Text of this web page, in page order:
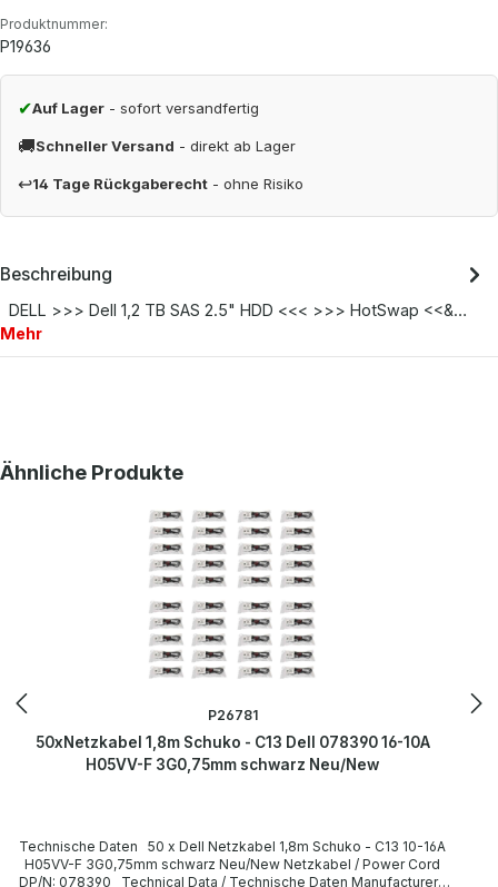
Produktnummer:
P19636
✔Auf Lager - sofort versandfertig
🚚Schneller Versand - direkt ab Lager
↩14 Tage Rückgaberecht - ohne Risiko
Beschreibung
DELL >>> Dell 1,2 TB SAS 2.5" HDD <<< >>> HotSwap <<&…
Mehr
Produktgalerie überspringen
Ähnliche Produkte
P26781
50xNetzkabel 1,8m Schuko - C13 Dell 078390 16-10A
H05VV-F 3G0,75mm schwarz Neu/New
Technische Daten 50 x Dell Netzkabel 1,8m Schuko - C13 10-16A
H05VV-F 3G0,75mm schwarz Neu/New Netzkabel / Power Cord
DP/N: 078390 Technical Data / Technische Daten Manufacturer /